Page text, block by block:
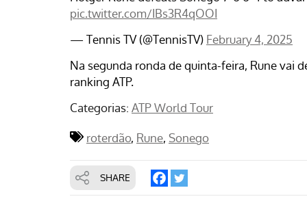
pic.twitter.com/IBs3R4qOOI
— Tennis TV (@TennisTV) February 4, 2025
Na segunda ronda de quinta-feira, Rune vai
ranking ATP.
Categorias: ATP World Tour
roterdão Rune Sonego
SHARE